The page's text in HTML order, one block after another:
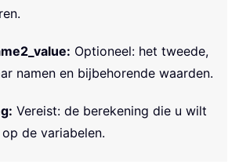
: Optioneel: het tweede,
namen en bijbehorende waarden.
: Vereist: de berekening die u wilt
de variabelen.